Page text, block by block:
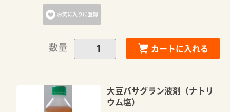
お気に入りに登録
数量 カートに入れる
大豆バサグラン液剤（ナトリ
ウム塩）